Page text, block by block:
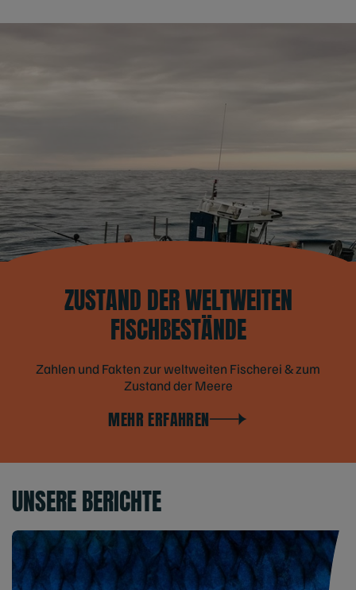
ZUSTAND DER WELTWEITEN
FISCHBESTÄNDE
Zahlen und Fakten zur weltweiten Fischerei & zum
Zustand der Meere
MEHR ERFAHREN
UNSERE BERICHTE